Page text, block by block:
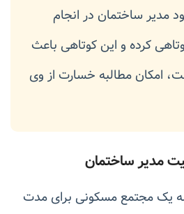
مدیر ساختمان در انجام
کرده و این کوتاهی باعث
امکان مطالبه خسارت از وی
مدیر ساختمان
یک مجتمع مسکونی برای مدت